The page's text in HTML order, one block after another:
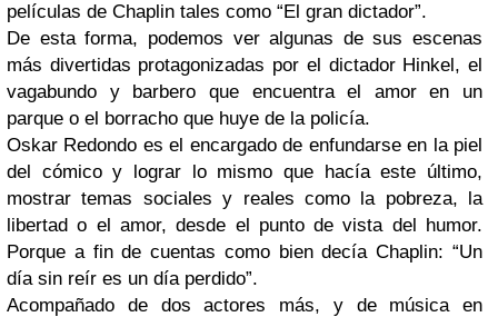
películas de Chaplin tales como “El gran dictador”.
De esta forma, podemos ver algunas de sus escenas
más divertidas protagonizadas por el dictador Hinkel, el
vagabundo y barbero que encuentra el amor en un
parque o el borracho que huye de la policía.
Oskar Redondo es el encargado de enfundarse en la piel
del cómico y lograr lo mismo que hacía este último,
mostrar temas sociales y reales como la pobreza, la
libertad o el amor, desde el punto de vista del humor.
Porque a fin de cuentas como bien decía Chaplin: “Un
día sin reír es un día perdido”.
Acompañado de dos actores más, y de música en